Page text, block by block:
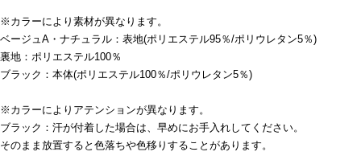
※カラーにより素材が異なります。
ベージュA・ナチュラル：表地(ポリエステル95％/ポリウレタン5％)
裏地：ポリエステル100％
ブラック：本体(ポリエステル100％/ポリウレタン5％)
※カラーによりアテンションが異なります。
ブラック：汗が付着した場合は、早めにお手入れしてください。
そのまま放置すると色落ちや色移りすることがあります。